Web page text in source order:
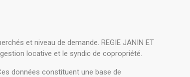
et niveau de demande. REGIE JANIN ET
locative et le syndic de copropriété.
données constituent une base de